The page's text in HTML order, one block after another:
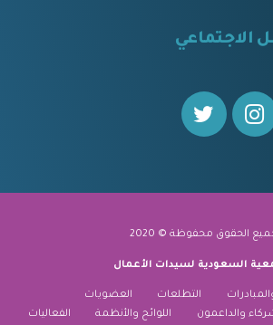
الاجتماعي
الحقوق محفوظة © 2020
السعودية لسيدات الأعمال
التطلعات
العضويات
والداعمون اللوائح والأنظمة الفعاليات